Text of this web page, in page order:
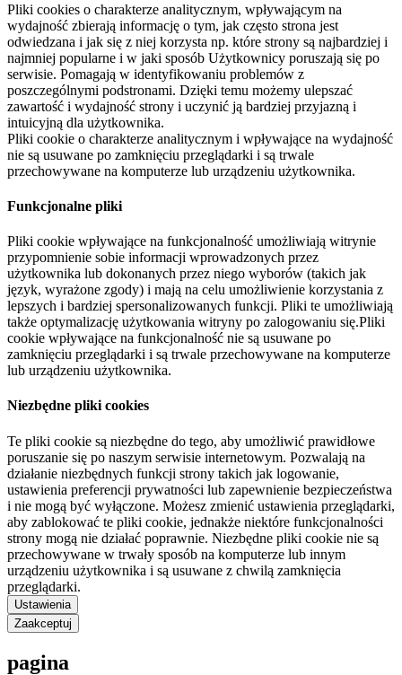
Pliki cookies o charakterze analitycznym, wpływającym na
wydajność zbierają informację o tym, jak często strona jest
odwiedzana i jak się z niej korzysta np. które strony są najbardziej i
najmniej popularne i w jaki sposób Użytkownicy poruszają się po
serwisie. Pomagają w identyfikowaniu problemów z
poszczególnymi podstronami. Dzięki temu możemy ulepszać
zawartość i wydajność strony i uczynić ją bardziej przyjazną i
intuicyjną dla użytkownika.
Pliki cookie o charakterze analitycznym i wpływające na wydajność
nie są usuwane po zamknięciu przeglądarki i są trwale
przechowywane na komputerze lub urządzeniu użytkownika.
Funkcjonalne pliki
Pliki cookie wpływające na funkcjonalność umożliwiają witrynie
przypomnienie sobie informacji wprowadzonych przez
użytkownika lub dokonanych przez niego wyborów (takich jak
język, wyrażone zgody) i mają na celu umożliwienie korzystania z
lepszych i bardziej spersonalizowanych funkcji. Pliki te umożliwiają
także optymalizację użytkowania witryny po zalogowaniu się.Pliki
cookie wpływające na funkcjonalność nie są usuwane po
zamknięciu przeglądarki i są trwale przechowywane na komputerze
lub urządzeniu użytkownika.
Niezbędne pliki cookies
Te pliki cookie są niezbędne do tego, aby umożliwić prawidłowe
poruszanie się po naszym serwisie internetowym. Pozwalają na
działanie niezbędnych funkcji strony takich jak logowanie,
ustawienia preferencji prywatności lub zapewnienie bezpieczeństwa
i nie mogą być wyłączone. Możesz zmienić ustawienia przeglądarki,
aby zablokować te pliki cookie, jednakże niektóre funkcjonalności
strony mogą nie działać poprawnie. Niezbędne pliki cookie nie są
przechowywane w trwały sposób na komputerze lub innym
urządzeniu użytkownika i są usuwane z chwilą zamknięcia
przeglądarki.
Ustawienia
Zaakceptuj
pagina